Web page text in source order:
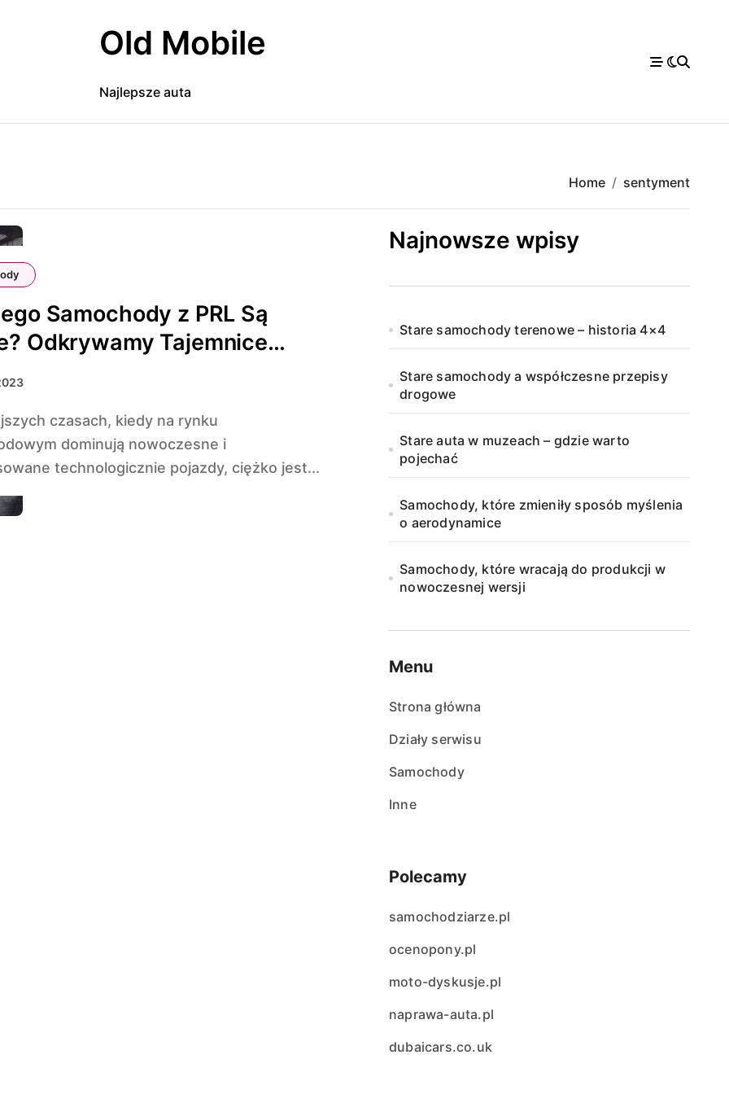
Old Mobile
Najlepsze auta
Home sentyment
Samochody z PRL Są
Odkrywamy Tajemnice
Klasyków
dominują nowoczesne i
technologicznie pojazdy, ciężko jest...
Najnowsze wpisy
Stare samochody terenowe – historia 4×4
Stare samochody a współczesne przepisy
drogowe
Stare auta w muzeach – gdzie warto
pojechać
Samochody, które zmieniły sposób myślenia
o aerodynamice
Samochody, które wracają do produkcji w
nowoczesnej wersji
Menu
Strona główna
Działy serwisu
Samochody
Inne
Polecamy
samochodziarze.pl
ocenopony.pl
moto-dyskusje.pl
naprawa-auta.pl
dubaicars.co.uk